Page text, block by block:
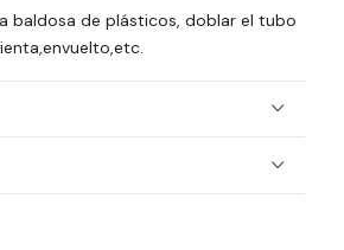
baldosa de plásticos, doblar el tubo